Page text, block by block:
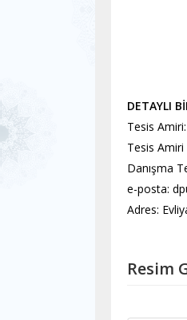
DETAYLI
Tesis Amiri:
Tesis
Danışma
e-posta:
Adres:
Resim